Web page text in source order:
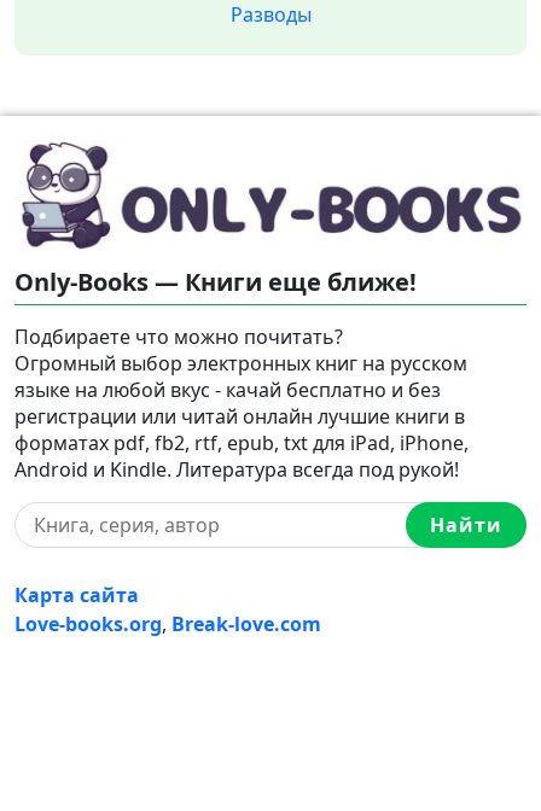
Разводы
Only-Books — Книги еще ближе!
Подбираете что можно почитать?
Огромный выбор электронных книг на русском
языке на любой вкус - качай бесплатно и без
регистрации или читай онлайн лучшие книги в
форматах pdf, fb2, rtf, epub, txt для iPad, iPhone,
Android и Kindle. Литература всегда под рукой!
Найти
Карта сайта
Love-books.org, Break-love.com